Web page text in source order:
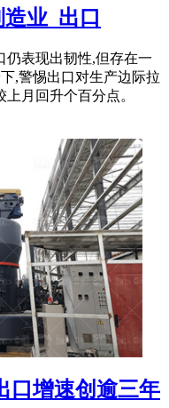
业_出口
仍表现出韧性,但存在一
,警惕出口对生产边际拉
月回升个百分点。
口增速创逾三年